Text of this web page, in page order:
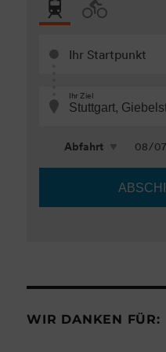
WIR DANKEN FÜR: